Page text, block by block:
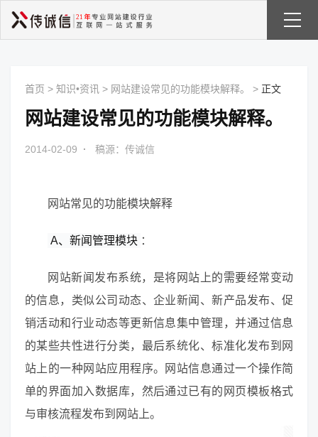
首页 > 知识•资讯 > 网站建设常见的功能模块解释。 > 正文
网站建设常见的功能模块解释。
2014-02-09 · 稿源：传诚信
网站常见的功能模块解释
A、新闻管理模块 ：
网站新闻发布系统，是将网站上的需要经常变动
的信息，类似公司动态、企业新闻、新产品发布、促
销活动和行业动态等更新信息集中管理，并通过信息
的某些共性进行分类，最后系统化、标准化发布到网
站上的一种网站应用程序。网站信息通过一个操作简
单的界面加入数据库，然后通过已有的网页模板格式
与审核流程发布到网站上。